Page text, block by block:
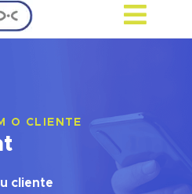
O CLIENTE
cliente